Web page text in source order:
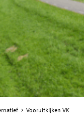
Vooruitkijken VK